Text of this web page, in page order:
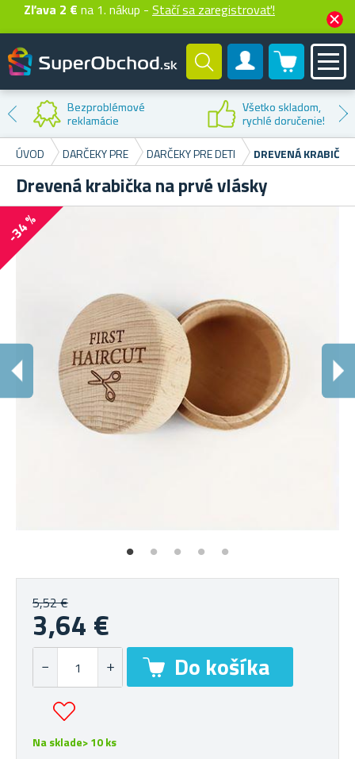
Zľava 2 € na 1. nákup - Stačí sa zaregistrovať!
Zákaznícky účet
0 produktů
Bezproblémové
reklamácie
Všetko skladom,
rychlé doručenie!
ÚVOD
DARČEKY PRE DARČEKY PRE DETI DREVENÁ
Drevená krabička na prvé vlásky
-34 %
5,52 €
3,64 €
Na sklade> 10 ks